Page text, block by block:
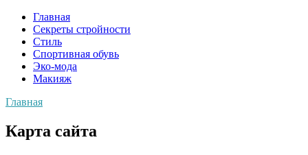
Главная
Секреты стройности
Стиль
Спортивная обувь
Эко-мода
Макияж
Главная
Карта сайта